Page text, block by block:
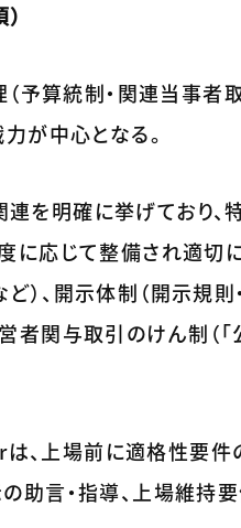
予算統制・関連当事者
が中心となる。
を明確に挙げており、
に応じて整備され適切
）、開示体制（開示規則
者関与取引のけん制（
、上場前に適格性要件
助言・指導、上場維持